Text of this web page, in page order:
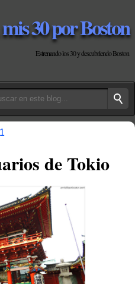
30 por Boston
Estrenando los 30 y descubriendo Boston
de Tokio